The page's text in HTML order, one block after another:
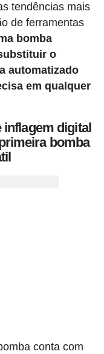
tendências mais
de ferramentas
bomba
o
automatizado
em qualquer
inflagem digital
bomba
conta com